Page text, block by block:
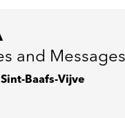
and Messages
Baafs-Vijve